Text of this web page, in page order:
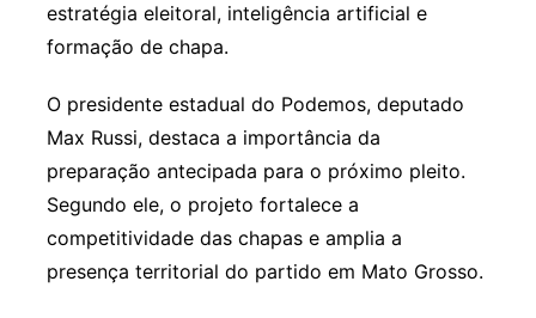
estratégia eleitoral, inteligência artificial e
formação de chapa.
O presidente estadual do Podemos, deputado
Max Russi, destaca a importância da
preparação antecipada para o próximo pleito.
Segundo ele, o projeto fortalece a
competitividade das chapas e amplia a
presença territorial do partido em Mato Grosso.